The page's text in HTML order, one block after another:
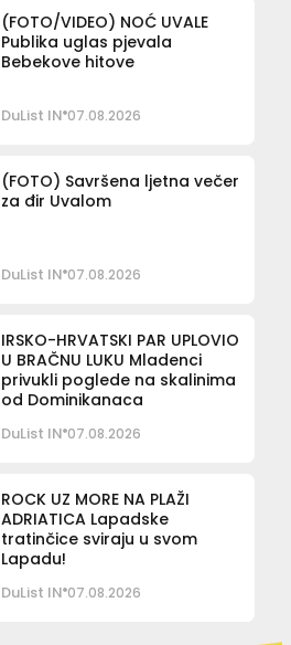
(FOTO/VIDEO) NOĆ UVALE
Publika uglas pjevala
Bebekove hitove
DuList IN 07.08.2026
(FOTO) Savršena ljetna večer
za đir Uvalom
DuList IN 07.08.2026
IRSKO-HRVATSKI PAR UPLOVIO
U BRAČNU LUKU Mladenci
privukli poglede na skalinima
od Dominikanaca
DuList IN 07.08.2026
ROCK UZ MORE NA PLAŽI
ADRIATICA Lapadske
tratinčice sviraju u svom
Lapadu!
DuList IN 07.08.2026